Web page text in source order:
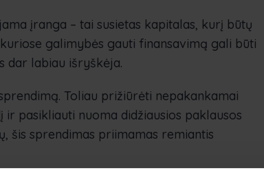
įranga – tai susietas kapitalas, kurį būtų
galimybės gauti finansavimą gali būti
dar labiau išryškėja.
Toliau prižiūrėti nepakankamai
pasikliauti nuoma didžiausios paklausos
šis sprendimas priimamas remiantis